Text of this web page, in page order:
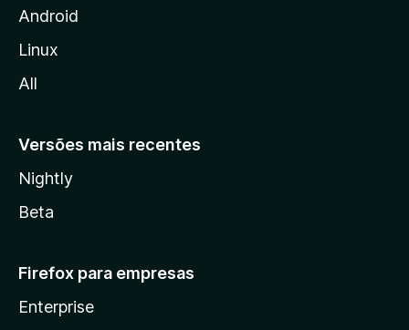
i
a
Android
Linux
All
Versões mais recentes
Nightly
Beta
Firefox para empresas
Enterprise